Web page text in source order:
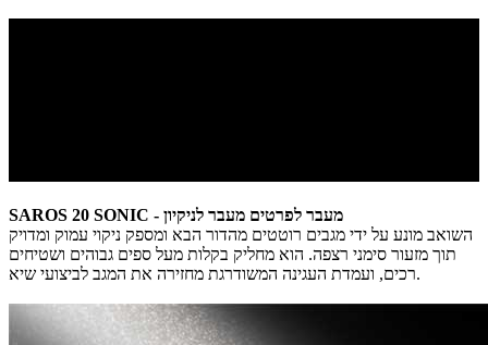
SAROS 20 SONIC - מעבר לפרטים מעבר לניקיון
השואב מונע על ידי מגבים רוטטים מהדור הבא ומספק ניקוי עמוק ומדויק
תוך מזעור סימני רצפה. הוא מחליק בקלות מעל ספים גבוהים ושטיחים
רכים, ועמדת העגינה המשודרגת מחזירה את המגב לביצועי שיא.